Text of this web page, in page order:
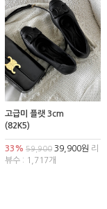
고급미 플랫 3cm
(82K5)
33% 59,900 39,900원 리
뷰수 : 1,717개